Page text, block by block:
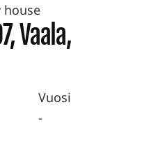
Vaala,
Vuosi
-